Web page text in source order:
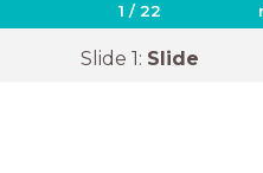
1 /22
Slide 1: Slide